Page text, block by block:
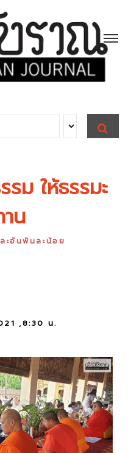
e
S
E
A
ม ให้ธรรมะ
น
ะอันพันละน้อย
,8:30 น.